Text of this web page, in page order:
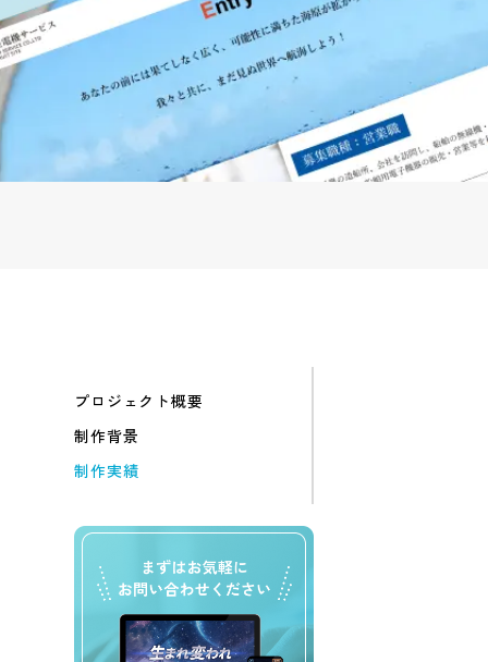
プロジェクト概要
制作背景
制作実績